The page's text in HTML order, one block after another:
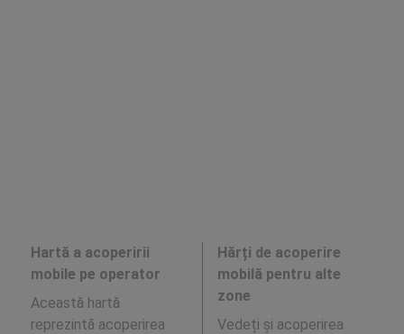
Hartă a acoperirii
mobile pe operator
Această hartă
reprezintă acoperirea
Hărți de acoperire
mobilă pentru alte
zone
Vedeți și acoperirea